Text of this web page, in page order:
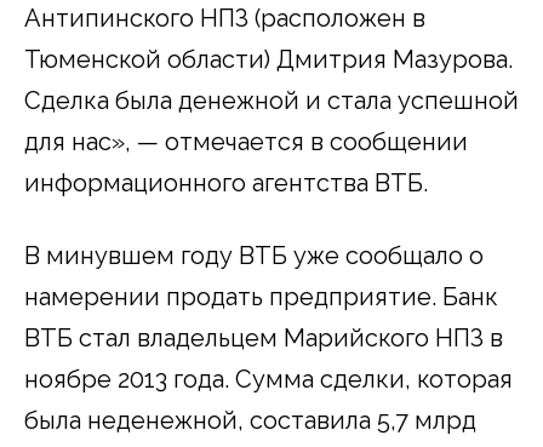
Антипинского НПЗ (расположен в
Тюменской области) Дмитрия Мазурова.
Сделка была денежной и стала успешной
для нас», — отмечается в сообщении
информационного агентства ВТБ.
В минувшем году ВТБ уже сообщало о
намерении продать предприятие. Банк
ВТБ стал владельцем Марийского НПЗ в
ноябре 2013 года. Сумма сделки, которая
была неденежной, составила 5,7 млрд